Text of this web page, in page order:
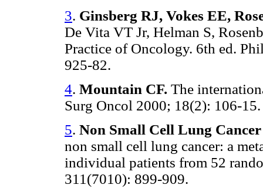
3. Ginsberg RJ, Vokes EE,
De Vita VT Jr, Helman S,
Practice of Oncology. 6th ed.
925-82.
4. Mountain CF. The
Surg Oncol 2000; 18(2): 106-15.
5. Non Small Cell Lung
non small cell lung cancer: a
individual patients from 52
311(7010): 899-909.